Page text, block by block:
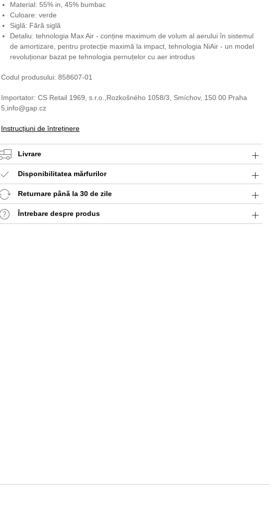
Material: 55% in, 45% bumbac
Culoare: verde
Siglă: Fără siglă
Detaliu: tehnologia Max Air - conține maximum de volum al aerului în sistemul
de amortizare, pentru protecție maximă la impact, tehnologia NiAir - un model
revoluționar bazat pe tehnologia pernuțelor cu aer introdus
Codul produsului: 858607-01
Importator: CS Retail 1969, s.r.o.,Rozkošného 1058/3, Smíchov, 150 00 Praha
5,info@gap.cz
Instrucțiuni de întreținere
Livrare
Disponibilitatea mărfurilor
Returnare până la 30 de zile
Întrebare despre produs